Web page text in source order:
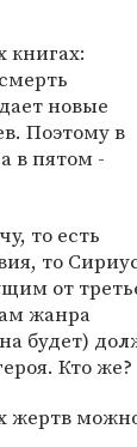
книгах:
новые
Поэтому в
в пятом -
то есть
то
от
жанра
будет)
Кто же?
жертв